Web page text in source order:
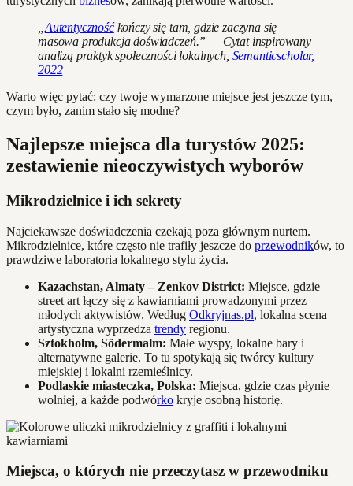
Autentycznośćkończy się tam, gdzie zaczyna się
masowa produkcja doświadczeń.” — Cytat inspirowany
analizą praktyk społeczności lokalnych, Semanticscholar,
2022
Warto więc pytać: czy twoje wymarzone miejsce jest jeszcze tym,
czym było, zanim stało się modne?
Najlepsze miejsca dla turystów 2025:
zestawienie nieoczywistych wyborów
Mikrodzielnice i ich sekrety
Najciekawsze doświadczenia czekają poza głównym nurtem.
Mikrodzielnice, które często nie trafiły jeszcze do przewodników, to
prawdziwe laboratoria lokalnego stylu życia.
Kazachstan, Almaty – Zenkov District: Miejsce, gdzie
street art łączy się z kawiarniami prowadzonymi przez
młodych aktywistów. Według Odkryjnas.pl, lokalna scena
artystyczna wyprzedza trendy regionu.
Sztokholm, Södermalm: Małe wyspy, lokalne bary i
alternatywne galerie. To tu spotykają się twórcy kultury
miejskiej i lokalni rzemieślnicy.
Podlaskie miasteczka, Polska: Miejsca, gdzie czas płynie
wolniej, a każde podwórko kryje osobną historię.
Miejsca, o których nie przeczytasz w przewodniku